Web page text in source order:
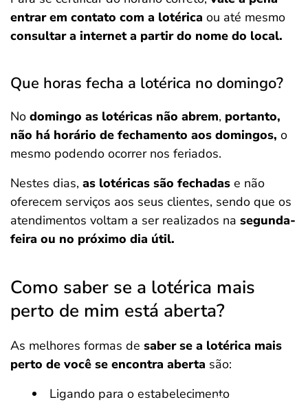
entrar em contato com a lotérica ou até mesmo
consultar a internet a partir do nome do local.
Que horas fecha a lotérica no domingo?
No domingo as lotéricas não abrem, portanto,
não há horário de fechamento aos domingos, o
mesmo podendo ocorrer nos feriados.
Nestes dias, as lotéricas são fechadas e não
oferecem serviços aos seus clientes, sendo que os
atendimentos voltam a ser realizados na segunda-
feira ou no próximo dia útil.
Como saber se a lotérica mais
perto de mim está aberta?
As melhores formas de saber se a lotérica mais
perto de você se encontra aberta são:
Ligando para o estabelecimento